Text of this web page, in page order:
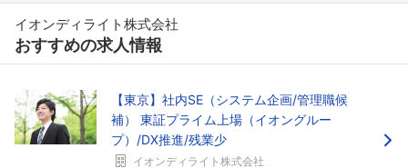
イオンディライト株式会社
おすすめの求人情報
【東京】社内SE（システム企画/管理職候
補） 東証プライム上場（イオングルー
プ）/DX推進/残業少
イオンディライト株式会社